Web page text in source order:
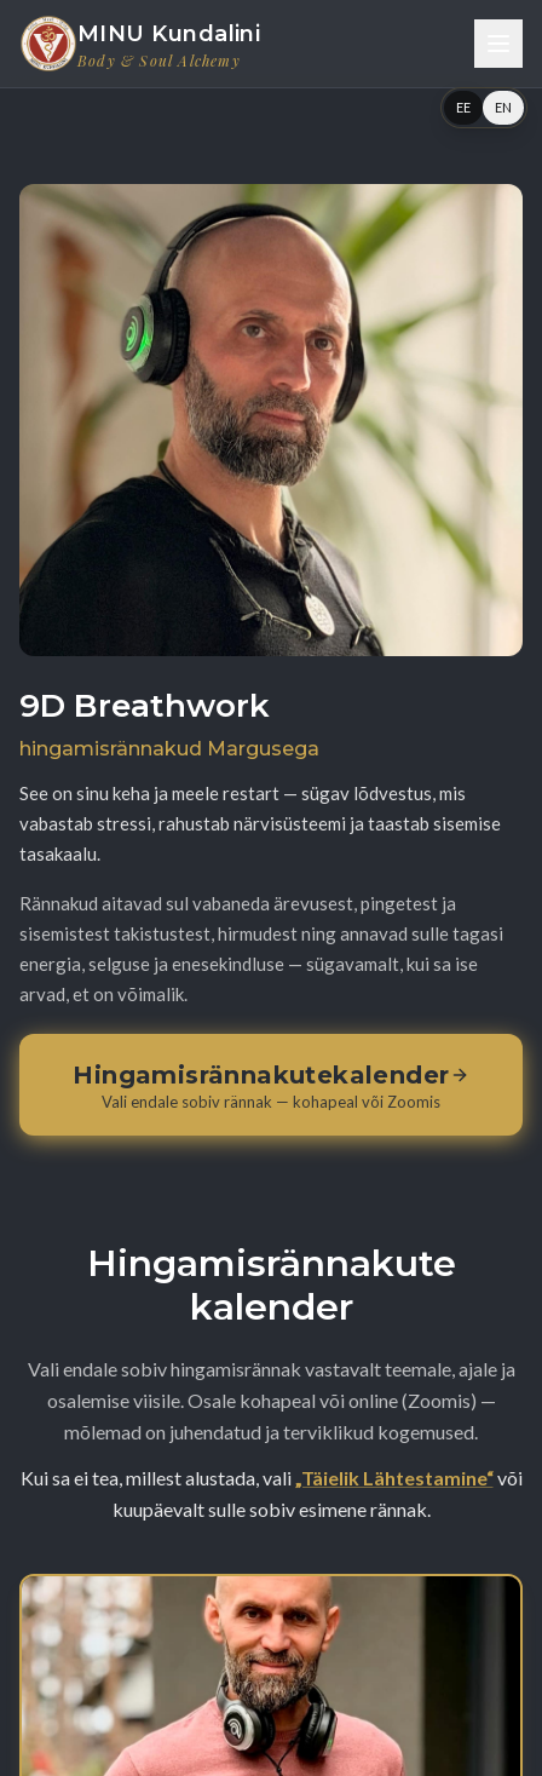
MINU Kundalini
Body & Soul Alchemy
EE EN
9D Breathwork
hingamisrännakud Margusega
See on sinu keha ja meele restart — sügav lõdvestus, mis
vabastab stressi, rahustab närvisüsteemi ja taastab sisemise
tasakaalu.
Rännakud aitavad sul vabaneda ärevusest, pingetest ja
sisemistest takistustest, hirmudest ning annavad sulle tagasi
energia, selguse ja enesekindluse — sügavamalt, kui sa ise
arvad, et on võimalik.
Hingamisrännakutekalender
Vali endale sobiv rännak — kohapeal või Zoomis
Hingamisrännakute
kalender
Vali endale sobiv hingamisrännak vastavalt teemale, ajale ja
osalemise viisile. Osale kohapeal või online (Zoomis) —
mõlemad on juhendatud ja terviklikud kogemused.
Kui sa ei tea, millest alustada, vali„Täielik Lähtestamine“või
kuupäevalt sulle sobiv esimene rännak.